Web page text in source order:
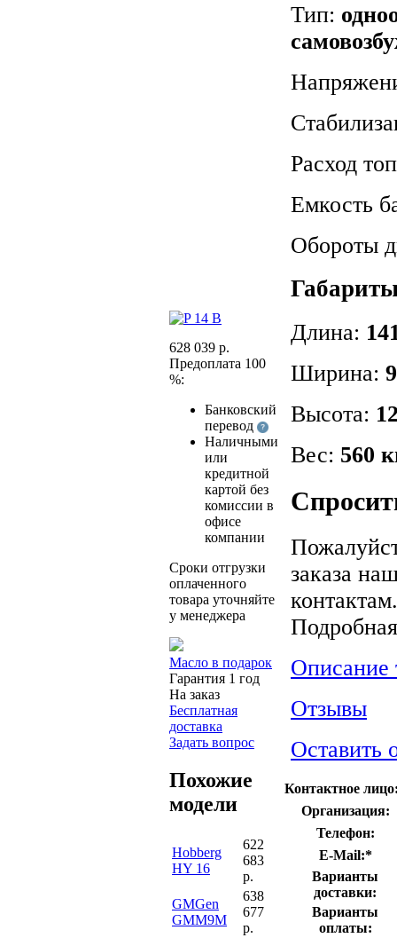
628 039 р.
Предоплата 100
%:
Банковский
перевод
Наличными
или
кредитной
картой без
комиссии в
офисе
компании
Сроки отгрузки
оплаченного
товара уточняйте
у менеджера
Масло в подарок
Гарантия 1 год
На заказ
Бесплатная
доставка
Задать вопрос
Похожие
модели
Hobberg
HY 16
622
683
р.
GMGen
GMM9M
638
677
р.
Тип:
Расход
Емкость
Обороты
Длина:
Ширина:
Высота:
Вес: 560
заказа
контактам.
Описание
Отзывы
Оставить
Контактное
Организация:
Телефон:
E-Mail:*
Варианты
доставки:
Варианты
оплаты: